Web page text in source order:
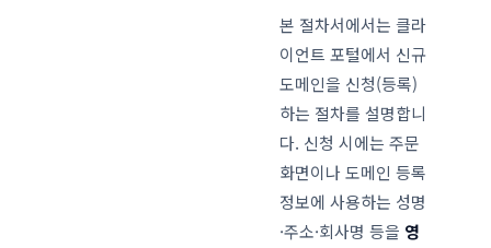
본 절차서에서는 클라
이언트 포털에서 신규
도메인을 신청(등록)
하는 절차를 설명합니
다. 신청 시에는 주문
화면이나 도메인 등록
정보에 사용하는 성명
·주소·회사명 등을 영